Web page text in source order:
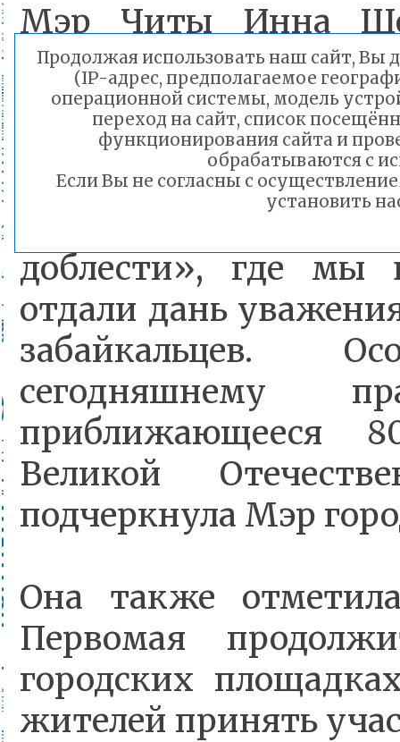
Мэр Читы Инна
программе
приуроченных к
насыщенный
мероприятия
доблести», где мы
отдали дань
забайкальцев.
сегодняшнему
приближающееся
Великой
подчеркнула Мэр
Она также
Первомая
городских
жителей принять
Продолжая использовать наш сайт, Вы
(IP-адрес, предполагаемое
операционной системы, модель
переход на сайт, список
функционирования сайта и
обрабатываются с
Если Вы не согласны с
установить